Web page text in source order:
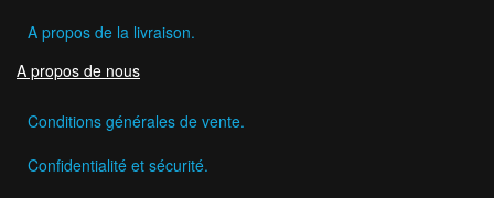
A propos de la livraison.
A propos de nous
Conditions générales de vente.
Confidentialité et sécurité.